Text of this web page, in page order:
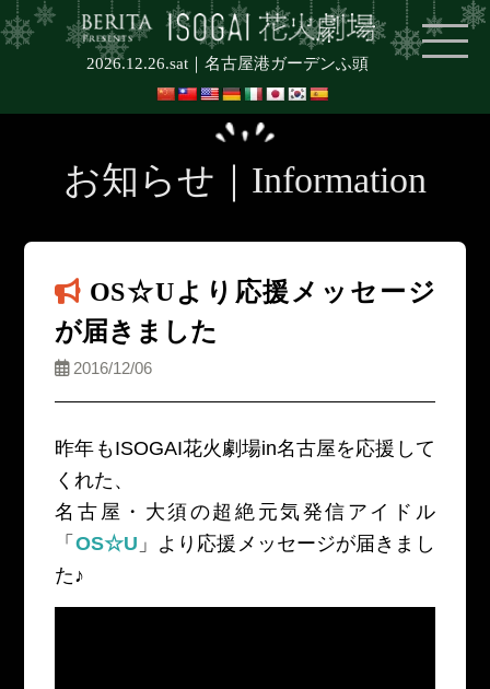
2026.12.26.sat｜名古屋港ガーデンふ頭
お知らせ｜Information
OS☆Uより応援メッセージ
が届きました
2016/12/06
昨年もISOGAI花火劇場in名古屋を応援して
くれた、
名古屋・大須の超絶元気発信アイドル
「 OS☆U 」より応援メッセージが届きまし
た♪